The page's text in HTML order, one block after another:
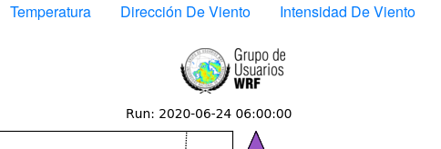
Temperatura Dirección De Viento Intensidad De Viento